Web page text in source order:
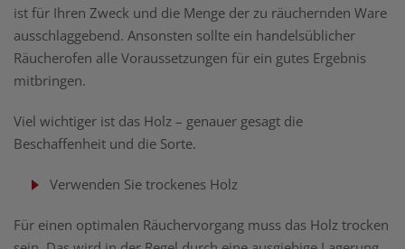
ist für Ihren Zweck und die Menge der zu räuchernden Ware
ausschlaggebend. Ansonsten sollte ein handelsüblicher
Räucherofen alle Voraussetzungen für ein gutes Ergebnis
mitbringen.
Viel wichtiger ist das Holz – genauer gesagt die
Beschaffenheit und die Sorte.
Verwenden Sie trockenes Holz
Für einen optimalen Räuchervorgang muss das Holz trocken